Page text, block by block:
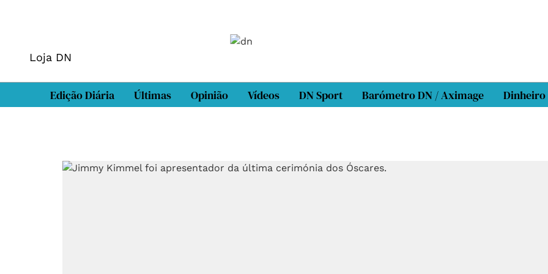
Loja DN
Edição Diária Últimas Opinião Vídeos DN Sport Barómetro DN / Aximage Dinheiro